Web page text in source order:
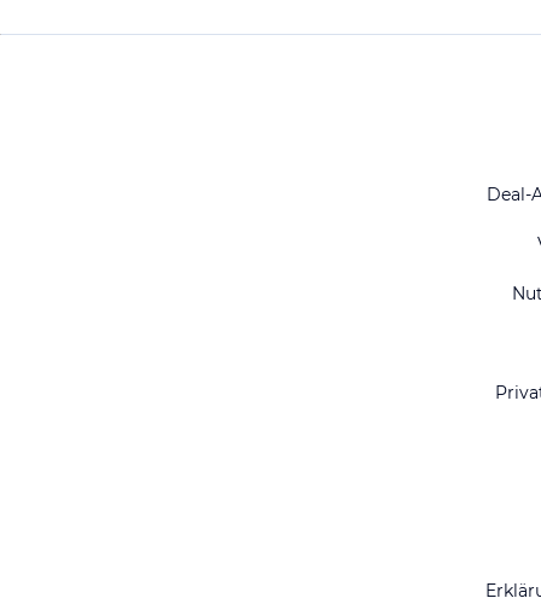
Deal-